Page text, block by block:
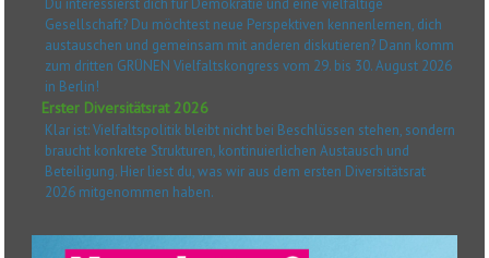
Du interessierst dich für Demokratie und eine vielfältige
Gesellschaft? Du möchtest neue Perspektiven kennenlernen, dich
austauschen und gemeinsam mit anderen diskutieren? Dann komm
zum dritten GRÜNEN Vielfaltskongress vom 29. bis 30. August 2026
in Berlin!
Erster Diversitätsrat 2026
Klar ist: Vielfaltspolitik bleibt nicht bei Beschlüssen stehen, sondern
braucht konkrete Strukturen, kontinuierlichen Austausch und
Beteiligung. Hier liest du, was wir aus dem ersten Diversitätsrat
2026 mitgenommen haben.